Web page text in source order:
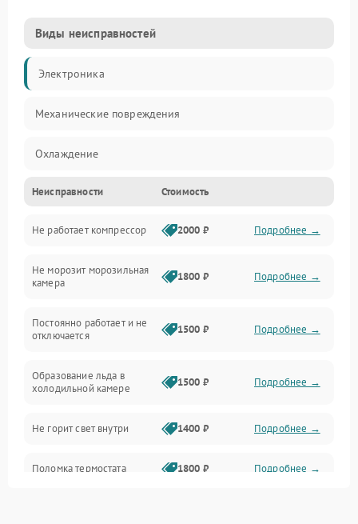
Виды неисправностей
Электроника
Механические повреждения
Охлаждение
Механика
Электропитание
Дренаж
Неисправности Стоимость
Не работает компрессор 2000 ₽ Подробнее →
Не морозит морозильная
камера
1800 ₽ Подробнее →
Постоянно работает и не
отключается
1500 ₽ Подробнее →
Образование льда в
холодильной камере
1500 ₽ Подробнее →
Не горит свет внутри 1400 ₽ Подробнее →
Поломка термостата 1800 ₽ Подробнее →